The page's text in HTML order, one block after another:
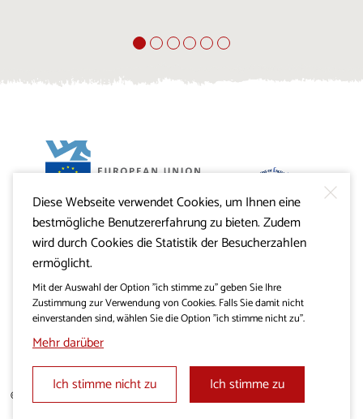
Projekt Visitkras. Die Investition wird von der Republik
Slowenien und von der Europäischen Union aus dem
Europäischen Fonds für regionale Entwicklung
mitfinanziert.
© 2019 - 2026 visitkras.info. Alle Rechte vorbehalten.
Diese Webseite verwendet Cookies, um Ihnen eine
bestmögliche Benutzererfahrung zu bieten. Zudem
wird durch Cookies die Statistik der Besucherzahlen
ermöglicht.
Mit der Auswahl der Option "ich stimme zu" geben Sie Ihre
Zustimmung zur Verwendung von Cookies. Falls Sie damit nicht
einverstanden sind, wählen Sie die Option "ich stimme nicht zu".
Mehr darüber
Ich stimme nicht zu
Ich stimme zu